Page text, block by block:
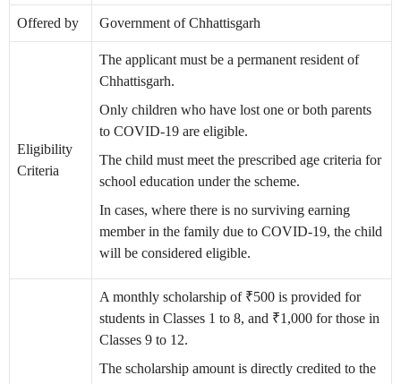
Offered by Government of Chhattisgarh
Eligibility
Criteria
The applicant must be a permanent resident of
Chhattisgarh.
Only children who have lost one or both parents
to COVID-19 are eligible.
The child must meet the prescribed age criteria for
school education under the scheme.
In cases, where there is no surviving earning
member in the family due to COVID-19, the child
will be considered eligible.
A monthly scholarship of ₹500 is provided for
students in Classes 1 to 8, and ₹1,000 for those in
Classes 9 to 12.
The scholarship amount is directly credited to the